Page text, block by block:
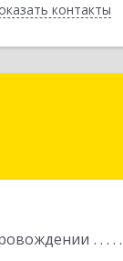
контакты
Назад
, г.Уральск ,